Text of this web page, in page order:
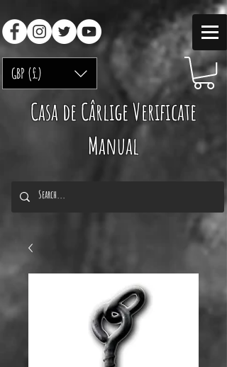
GBP (£)
Casa de Cârlige Verificate
Manual